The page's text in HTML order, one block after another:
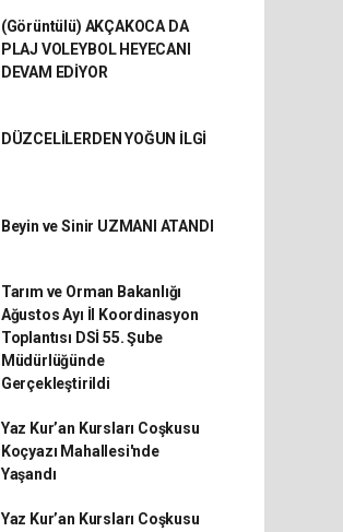
(Görüntülü) AKÇAKOCA DA
PLAJ VOLEYBOL HEYECANI
DEVAM EDİYOR
DÜZCELİLERDEN YOĞUN İLGİ
Beyin ve Sinir UZMANI ATANDI
Tarım ve Orman Bakanlığı
Ağustos Ayı İl Koordinasyon
Toplantısı DSİ 55. Şube
Müdürlüğünde
Gerçekleştirildi
Yaz Kur’an Kursları Coşkusu
Koçyazı Mahallesi'nde
Yaşandı
Yaz Kur’an Kursları Coşkusu